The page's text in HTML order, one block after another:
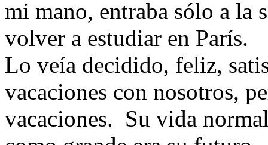
mi mano, entraba sólo a la
volver a estudiar en París.
Lo veía decidido, feliz,
vacaciones con nosotros,
vacaciones. Su vida